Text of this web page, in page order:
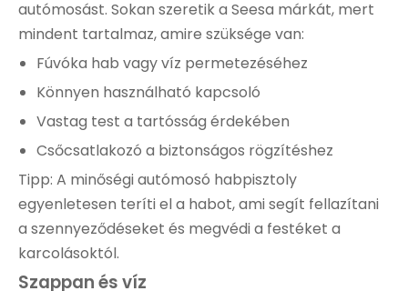
autómosást. Sokan szeretik a Seesa márkát, mert
mindent tartalmaz, amire szüksége van:
Fúvóka hab vagy víz permetezéséhez
Könnyen használható kapcsoló
Vastag test a tartósság érdekében
Csőcsatlakozó a biztonságos rögzítéshez
Tipp: A minőségi autómosó habpisztoly
egyenletesen teríti el a habot, ami segít fellazítani
a szennyeződéseket és megvédi a festéket a
karcolásoktól.
Szappan és víz